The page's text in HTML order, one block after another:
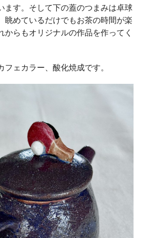
ます。そして下の蓋のつまみは卓球
眺めているだけでもお茶の時間が楽
からもオリジナルの作品を作ってく
ェカラー、酸化焼成です。